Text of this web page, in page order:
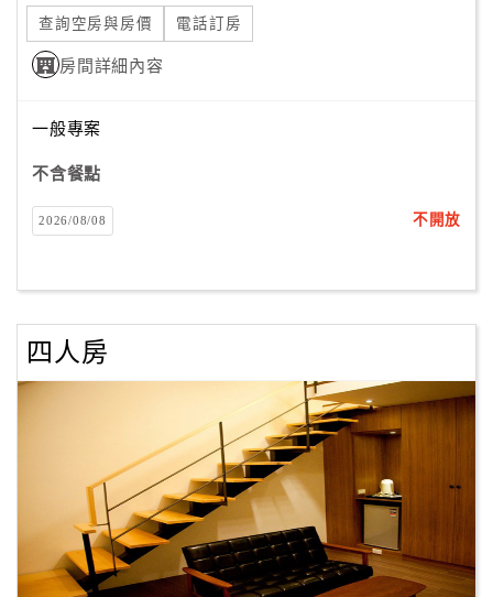
單
管
理
員
戶
客
服
聯
上
服
查詢空房與房價 電話訂房
房間詳細內容
一般專案
不含餐點
2026/08/08 不開放
四人房